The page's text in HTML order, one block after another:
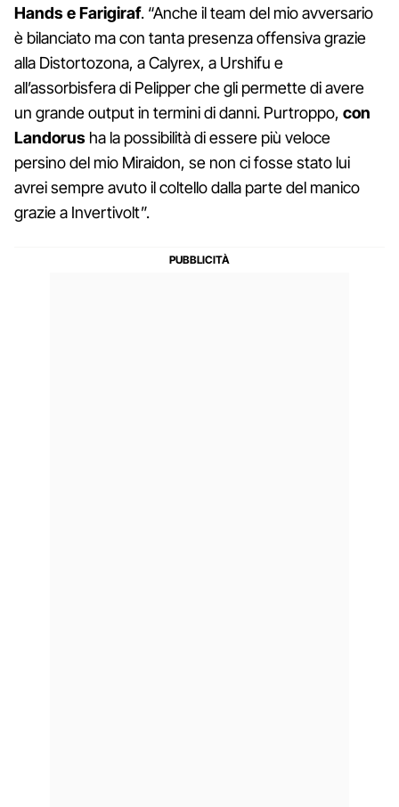
Hands e Farigiraf. “Anche il team del mio avversario
è bilanciato ma con tanta presenza offensiva grazie
alla Distortozona, a Calyrex, a Urshifu e
all’assorbisfera di Pelipper che gli permette di avere
un grande output in termini di danni. Purtroppo, con
Landorus ha la possibilità di essere più veloce
persino del mio Miraidon, se non ci fosse stato lui
avrei sempre avuto il coltello dalla parte del manico
grazie a Invertivolt”.